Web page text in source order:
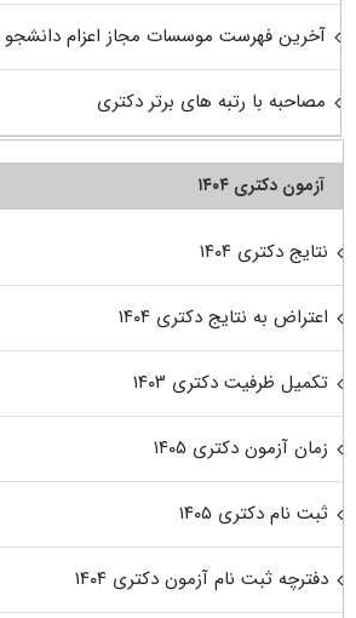
آخرین فهرست موسسات مجاز اعزام دانشجو
مصاحبه با رتبه های برتر دکتری
آزمون دکتری ۱۴۰۴
نتایج دکتری ۱۴۰۴
اعتراض به نتایج دکتری ۱۴۰۴
تکمیل ظرفیت دکتری ۱۴۰۳
زمان آزمون دکتری ۱۴۰۵
ثبت نام دکتری ۱۴۰۵
دفترچه ثبت نام آزمون دکتری ۱۴۰۴